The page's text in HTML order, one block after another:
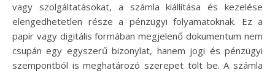
vagy szolgáltatásokat, a számla kiállítása és kezelése
elengedhetetlen része a pénzügyi folyamatoknak. Ez a
papír vagy digitális formában megjelenő dokumentum nem
csupán egy egyszerű bizonylat, hanem jogi és pénzügyi
szempontból is meghatározó szerepet tölt be. A számla